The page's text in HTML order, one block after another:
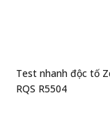
Test nhanh độc tố
RQS R5504